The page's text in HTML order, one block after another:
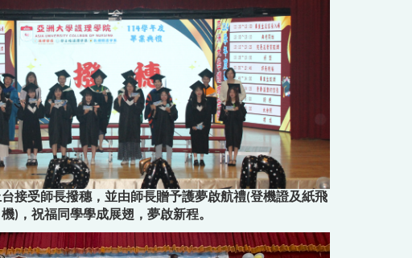
接受師長撥穗，並由師長贈予護夢啟航禮(登機證及紙飛
機)，祝福同學學成展翅，夢啟新程。